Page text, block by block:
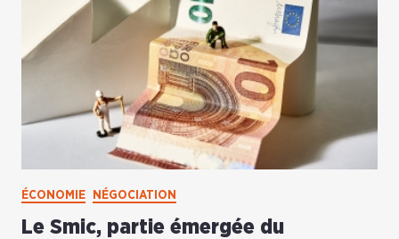
ÉCONOMIE NÉGOCIATION
Le Smic, partie émergée du